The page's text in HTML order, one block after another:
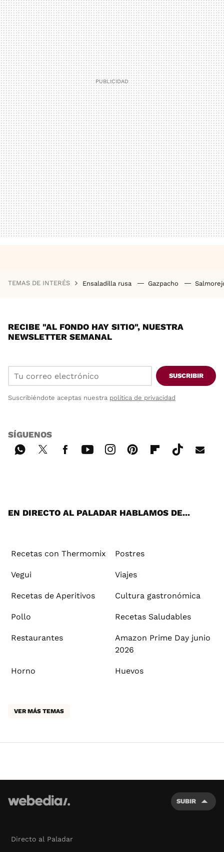
TEMAS DE INTERÉS Ensaladilla rusa Gazpacho
RECIBE "AL FONDO HAY SITIO", NUESTRA
NEWSLETTER SEMANAL
SUSCRIBIR
Suscribiéndote aceptas nuestra política de privacidad
SÍGUENOS
EN DIRECTO AL PALADAR HABLAMOS DE...
Recetas con Thermomix Postres
Vegui Viajes
Recetas de Aperitivos Cultura gastronómica
Pollo Recetas Saludables
Restaurantes
Amazon Prime Day junio
2026
Horno Huevos
VER MÁS TEMAS
SUBIR
Directo al Paladar